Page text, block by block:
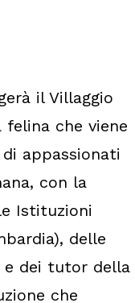
il Villaggio
che viene
appassionati
con la
Istituzioni
delle
e dei tutor della
che